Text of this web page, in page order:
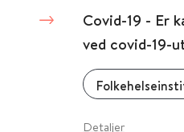
Covid-19 - Er
ved covid-19-
Detaljer